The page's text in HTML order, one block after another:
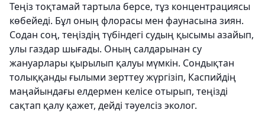
Теңіз тоқтамай тартыла берсе, тұз концентрациясы
көбейеді. Бұл оның флорасы мен фаунасына зиян.
Содан соң, теңіздің түбіндегі судың қысымы азайып,
улы газдар шығады. Оның салдарынан су
жануарлары қырылып қалуы мүмкін. Сондықтан
толыққанды ғылыми зерттеу жүргізіп, Каспийдің
маңайындағы елдермен келісе отырып, теңізді
сақтап қалу қажет, дейді тәуелсіз эколог.